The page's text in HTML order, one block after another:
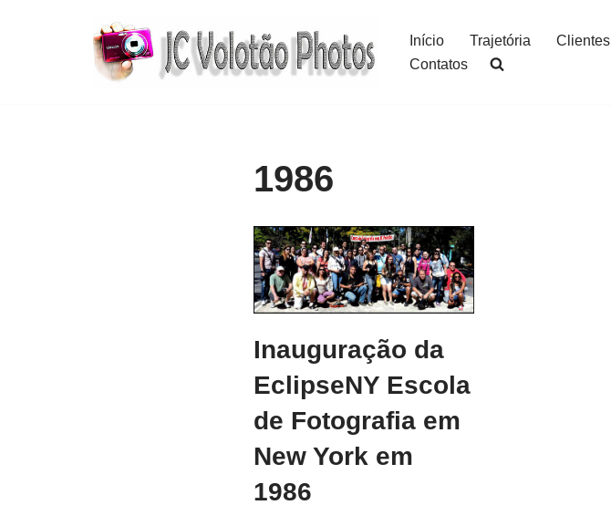
Início Trajetória Clientes
Contatos
1986
Inauguração da
EclipseNY Escola
de Fotografia em
New York em
1986